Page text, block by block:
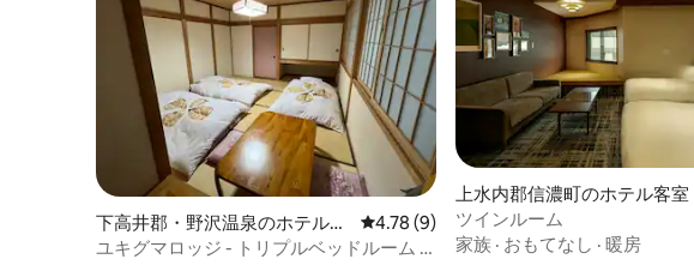
下高井郡・野沢温泉のホテル客
室
レビュー9件、5つ星中4.78つ星の平均評価
4.78 (9)
ユキグマロッジ - トリプルベッドルーム -
上水内郡信濃町のホテル客室
ツインルーム
家族 · おもてなし · 暖房